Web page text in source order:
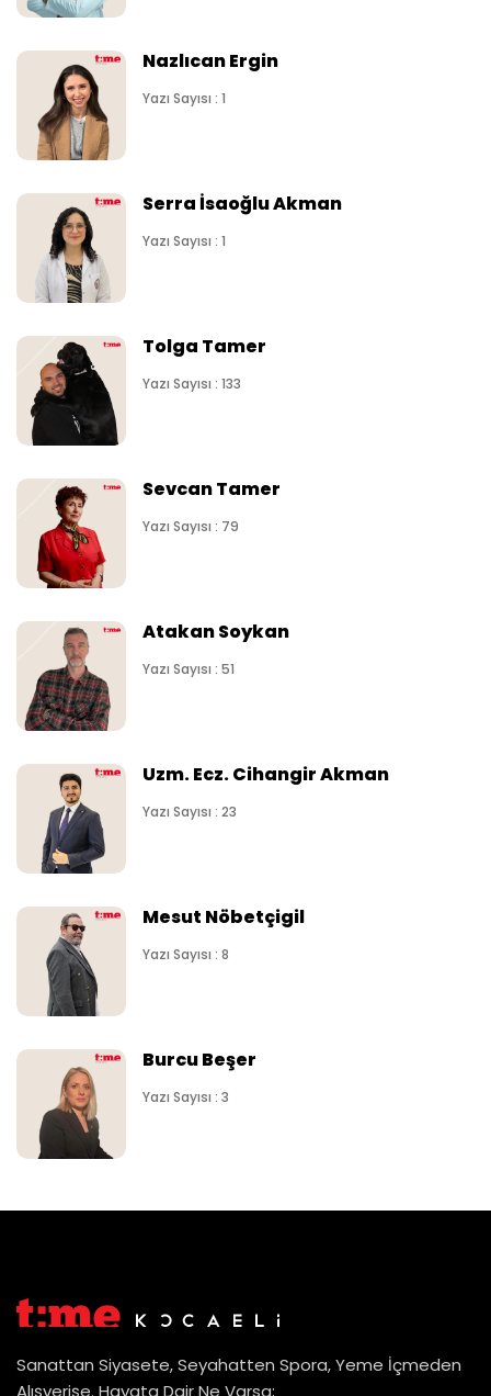
Nazlıcan Ergin
Yazı Sayısı : 1
Serra İsaoğlu Akman
Yazı Sayısı : 1
Tolga Tamer
Yazı Sayısı : 133
Sevcan Tamer
Yazı Sayısı : 79
Atakan Soykan
Yazı Sayısı : 51
Uzm. Ecz. Cihangir Akman
Yazı Sayısı : 23
Mesut Nöbetçigil
Yazı Sayısı : 8
Burcu Beşer
Yazı Sayısı : 3
Sanattan Siyasete, Seyahatten Spora, Yeme İçmeden
Alışverişe. Hayata Dair Ne Varsa;